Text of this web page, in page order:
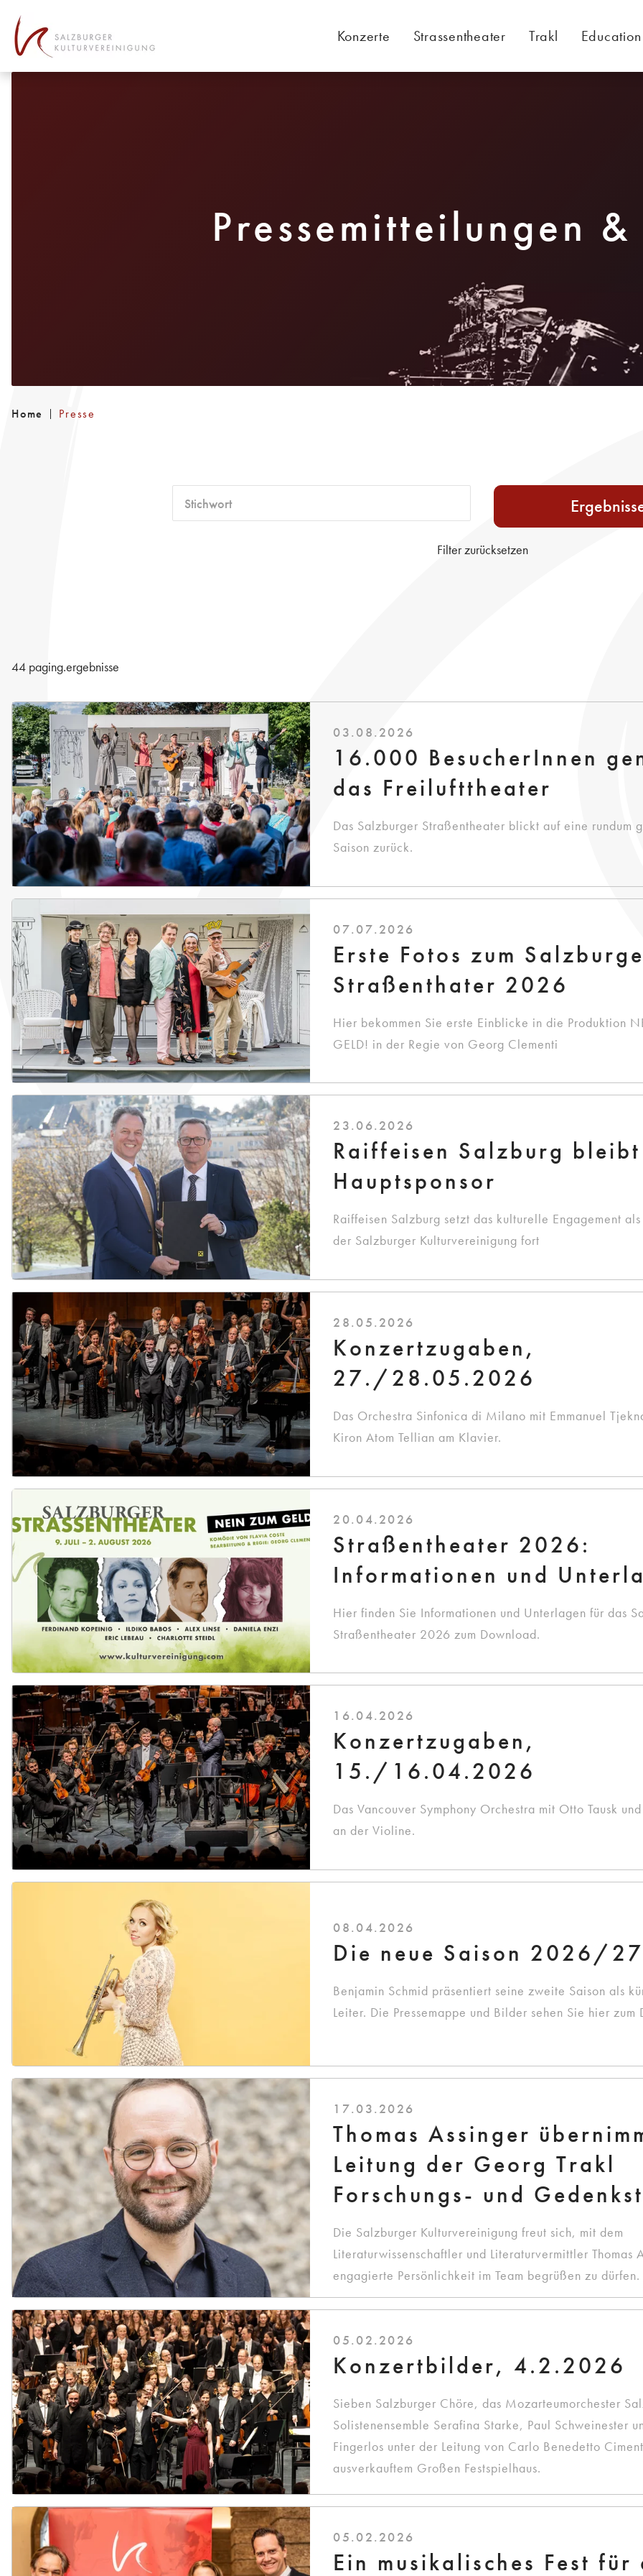
Konzerte Strassentheater Trakl Education
Pressemitteilungen &
Home Presse
Filter zurücksetzen
44 paging.ergebnisse
03.08.2026
16.000 BesucherInnen
das Freilufttheater
Das Salzburger Straßentheater blickt auf eine rundum
Saison zurück.
07.07.2026
Erste Fotos zum
Straßenthater 2026
Hier bekommen Sie erste Einblicke in die Produktion
GELD! in der Regie von Georg Clementi
23.06.2026
Raiffeisen Salzburg bleibt
Hauptsponsor
Raiffeisen Salzburg setzt das kulturelle Engagement
der Salzburger Kulturvereinigung fort
28.05.2026
Konzertzugaben,
27./28.05.2026
Das Orchestra Sinfonica di Milano mit Emmanuel
Kiron Atom Tellian am Klavier.
20.04.2026
Straßentheater 2026:
Informationen und
Hier finden Sie Informationen und Unterlagen für das
Straßentheater 2026 zum Download.
16.04.2026
Konzertzugaben,
15./16.04.2026
Das Vancouver Symphony Orchestra mit Otto Tausk und
an der Violine.
08.04.2026
Die neue Saison 2026/27
Benjamin Schmid präsentiert seine zweite Saison als
Leiter. Die Pressemappe und Bilder sehen Sie hier zum
17.03.2026
Thomas Assinger
Leitung der Georg Trakl
Forschungs- und
Die Salzburger Kulturvereinigung freut sich, mit dem
Literaturwissenschaftler und Literaturvermittler Thomas
engagierte Persönlichkeit im Team begrüßen zu dürfen.
05.02.2026
Konzertbilder, 4.2.2026
Sieben Salzburger Chöre, das Mozarteumorchester
Solistenensemble Serafina Starke, Paul Schweinester
Fingerlos unter der Leitung von Carlo Benedetto
ausverkauftem Großen Festspielhaus.
05.02.2026
Ein musikalisches Fest für